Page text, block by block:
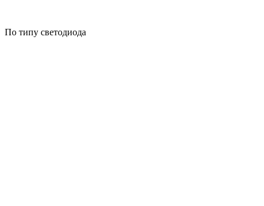
По типу светодиода